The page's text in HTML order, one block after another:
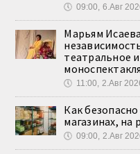
🕔 09:00, 6.Авг
Марьям
театральное
🕔 11:00, 2.Авг
Как
магазинах, на
🕔 09:00, 2.Авг